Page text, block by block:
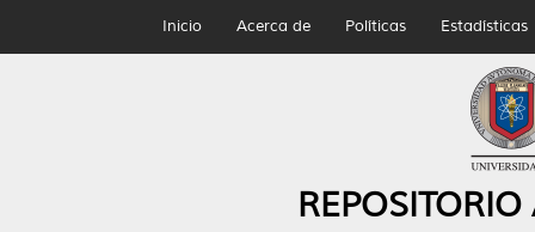
Inicio Acerca de Políticas Estadísticas